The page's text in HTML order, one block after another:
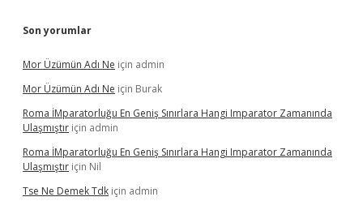
Son yorumlar
Mor Üzümün Adı Ne için admin
Mor Üzümün Adı Ne için Burak
Roma İMparatorluğu En Geniş Sınırlara Hangi Imparator Zamanında
Ulaşmıştır için admin
Roma İMparatorluğu En Geniş Sınırlara Hangi Imparator Zamanında
Ulaşmıştır için Nil
Tse Ne Demek Tdk için admin